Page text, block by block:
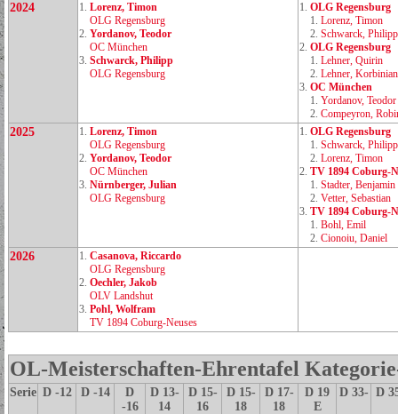
2024 1. Lorenz, Timon
OLG Regensburg
2. Yordanov, Teodor
OC München
3. Schwarck, Philipp
OLG Regensburg
1. OLG Regensburg
1. Lorenz, Timon
2. Schwarck, Philipp
2. OLG Regensburg
1. Lehner, Quirin
2. Lehner, Korbinian
3. OC München
1. Yordanov, Teodor
2. Compeyron,
2025 1. Lorenz, Timon
OLG Regensburg
2. Yordanov, Teodor
OC München
3. Nürnberger, Julian
OLG Regensburg
1. OLG Regensburg
1. Schwarck, Philipp
2. Lorenz, Timon
2. TV 1894
1. Stadter, Benjamin
2. Vetter, Sebastian
3. TV 1894
1. Bohl, Emil
2. Cionoiu, Daniel
2026 1. Casanova, Riccardo
OLG Regensburg
2. Oechler, Jakob
OLV Landshut
3. Pohl, Wolfram
TV 1894 Coburg‑Neuses
OL-Meisterschaften-Ehrentafel
Serie D -12 D -14
D
-16
D 13-
14
D 15-
16
D 15-
18
D 17-
18
D 19
E
D 33- D